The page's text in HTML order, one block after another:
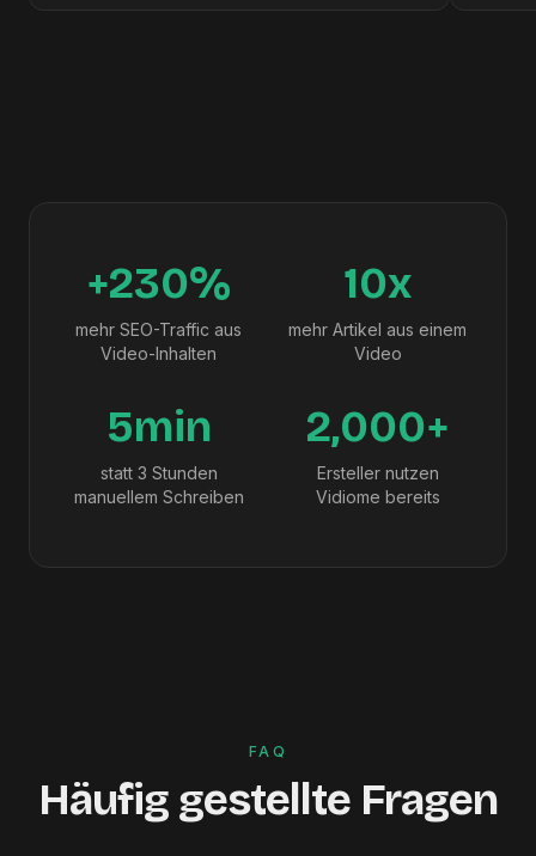
+230%
mehr SEO-Traffic aus
Video-Inhalten
10x
mehr Artikel aus einem
Video
5min
statt 3 Stunden
manuellem Schreiben
2,000+
Ersteller nutzen
Vidiome bereits
FAQ
Häufig gestellte Fragen